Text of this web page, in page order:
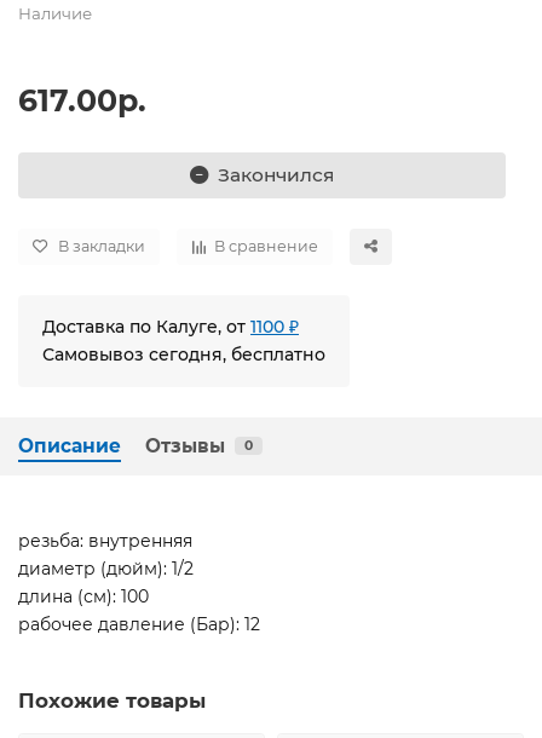
Наличие
617.00р.
Закончился
В закладки В сравнение
Доставка по Калуге, от 1100 ₽
Самовывоз сегодня, бесплатно
Описание Отзывы 0
резьба: внутренняя
диаметр (дюйм): 1/2
длина (см): 100
рабочее давление (Бар): 12
Похожие товары